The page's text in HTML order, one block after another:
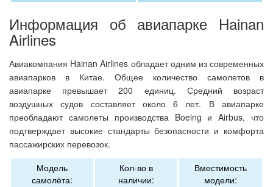
Информация об авиапарке Hainan
Airlines
Авиакомпания Hainan Airlines обладает одним из современных
авиапарков в Китае. Общее количество самолетов в
авиапарке превышает 200 единиц. Средний возраст
воздушных судов составляет около 6 лет. В авиапарке
преобладают самолеты производства Boeing и Airbus, что
подтверждает высокие стандарты безопасности и комфорта
пассажирских перевозок.
Модель
самолёта:
Кол-во в
наличии:
Вместимость
модели: